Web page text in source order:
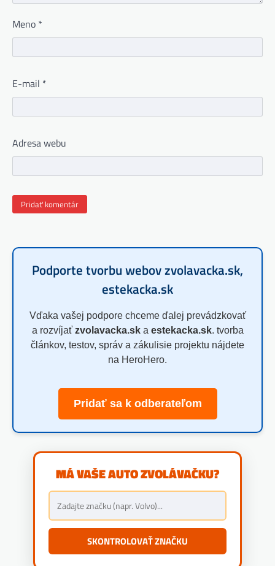
Meno *
E-mail *
Adresa webu
Podporte tvorbu webov zvolavacka.sk,
estekacka.sk
Vďaka vašej podpore chceme ďalej prevádzkovať
a rozvíjať zvolavacka.ska estekacka.sk. tvorba
článkov, testov, správ a zákulisie projektu nájdete
na HeroHero.
Pridať sa k odberateľom
MÁ VAŠE AUTO ZVOLÁVAČKU?
SKONTROLOVAŤ ZNAČKU